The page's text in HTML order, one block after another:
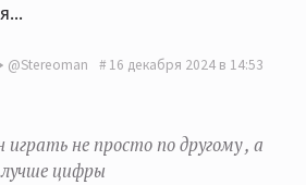
@Stereoman 16 декабря 2024 в 14:53
не просто по другому , а
цифры